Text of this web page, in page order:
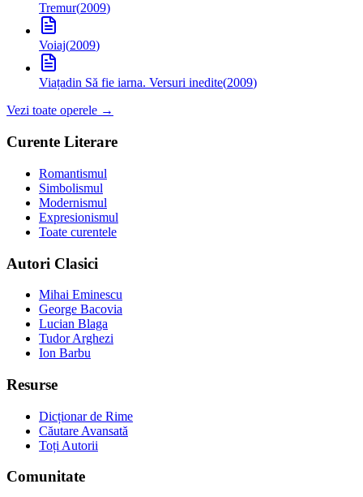
Tremur(2009)
Voiaj(2009)
Viațadin Să fie iarna. Versuri inedite(2009)
Vezi toate operele →
Curente Literare
Romantismul
Simbolismul
Modernismul
Expresionismul
Toate curentele
Autori Clasici
Mihai Eminescu
George Bacovia
Lucian Blaga
Tudor Arghezi
Ion Barbu
Resurse
Dicționar de Rime
Căutare Avansată
Toți Autorii
Comunitate